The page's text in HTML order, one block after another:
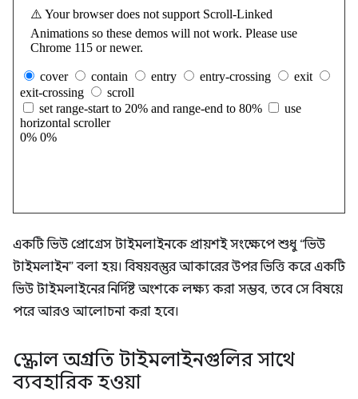
একটি ভিউ প্রোগ্রেস টাইমলাইনকে প্রায়শই সংক্ষেপে শুধু “ভিউ
টাইমলাইন” বলা হয়। বিষয়বস্তুর আকারের উপর ভিত্তি করে একটি
ভিউ টাইমলাইনের নির্দিষ্ট অংশকে লক্ষ্য করা সম্ভব, তবে সে বিষয়ে
পরে আরও আলোচনা করা হবে।
স্ক্রোল অগ্রগতি টাইমলাইনগুলির সাথে
ব্যবহারিক হওয়া